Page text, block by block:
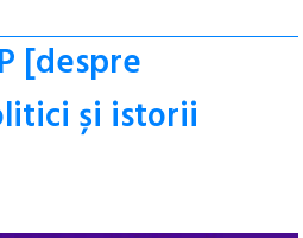
[despre
și istorii